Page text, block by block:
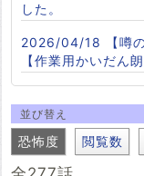
した。
2026/04/18
【噂
【作業用かいだん
並び替え
恐怖度 閲覧数